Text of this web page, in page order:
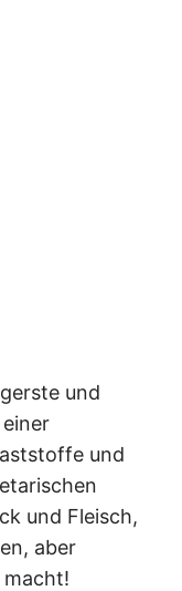
und
und
und Fleisch,
aber